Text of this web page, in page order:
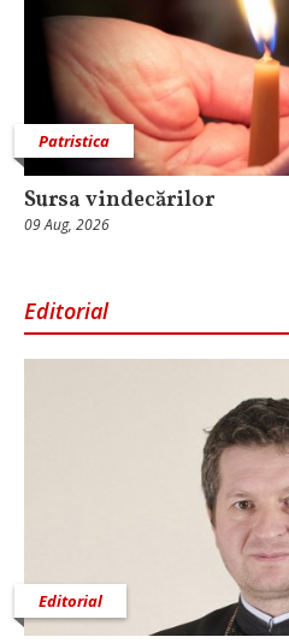
Patristica
Sursa vindecărilor
09 Aug, 2026
Editorial
Editorial